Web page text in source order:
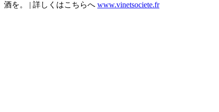
酒を。 | 詳しくはこちらへ www.vinetsociete.fr